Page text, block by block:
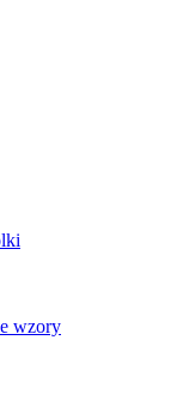
wzory